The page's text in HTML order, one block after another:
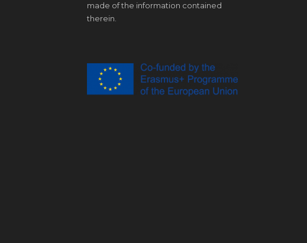
made of the information contained
therein.